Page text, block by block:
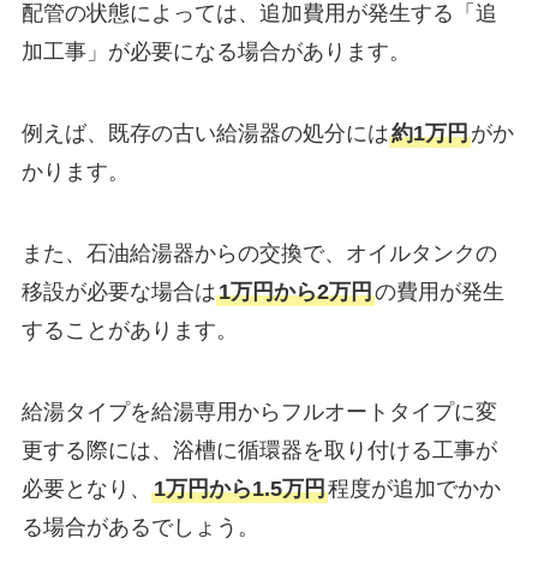
配管の状態によっては、追加費用が発生する「追
加工事」が必要になる場合があります。
例えば、既存の古い給湯器の処分には約1万円がか
かります。
また、石油給湯器からの交換で、オイルタンクの
移設が必要な場合は1万円から2万円の費用が発生
することがあります。
給湯タイプを給湯専用からフルオートタイプに変
更する際には、浴槽に循環器を取り付ける工事が
必要となり、 1万円から1.5万円程度が追加でかか
る場合があるでしょう。